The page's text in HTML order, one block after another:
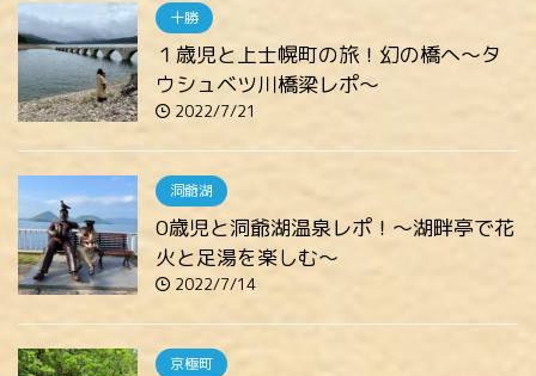
十勝
１歳児と上士幌町の旅！幻の橋へ～タ
ウシュベツ川橋梁レポ～
2022/7/21
洞爺湖
0歳児と洞爺湖温泉レポ！～湖畔亭で花
火と足湯を楽しむ～
2022/7/14
京極町